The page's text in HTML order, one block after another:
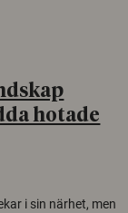
hotade
i sin närhet, men